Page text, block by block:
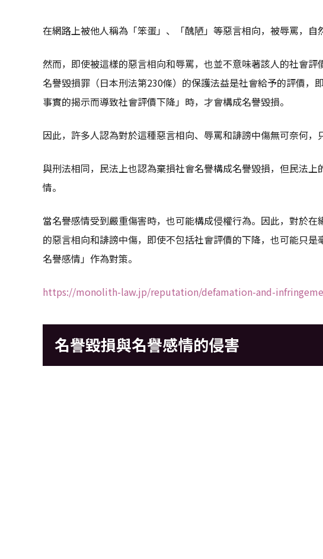
在網路上被他人稱為「笨蛋」、「醜陋」等惡言相向，被辱罵，自
然而，即使被這樣的惡言相向和辱罵，也並不意味著該人的社會
名譽毀損罪（日本刑法第230條）的保護法益是社會給予的評價，
事實的揭示而導致社會評價下降」時，才會構成名譽毀損。
因此，許多人認為對於這種惡言相向、辱罵和誹謗中傷無可奈何，
與刑法相同，民法上也認為棄損社會名譽構成名譽毀損，但民法
情。
當名譽感情受到嚴重傷害時，也可能構成侵權行為。因此，對於
的惡言相向和誹謗中傷，即使不包括社會評價的下降，也可能只
名譽感情」作為對策。
https://monolith-law.jp/reputation/defamation-and-
名譽毀損與名譽感情的侵害